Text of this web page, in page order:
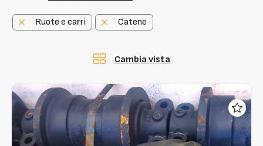
Ruote e carri Catene
Cambia vista